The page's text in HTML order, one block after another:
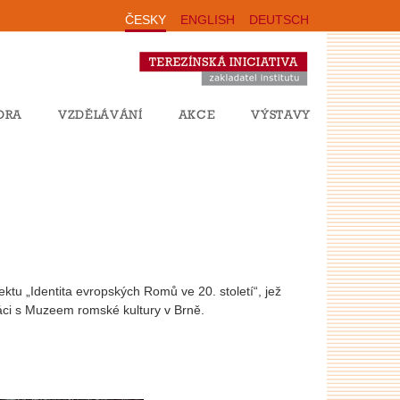
VZDĚLÁVÁNÍ AKCE VÝSTAVY
ČESKY ENGLISH DEUTSCH
„Identita evropských Romů ve 20. století“, jež
s Muzeem romské kultury v Brně.